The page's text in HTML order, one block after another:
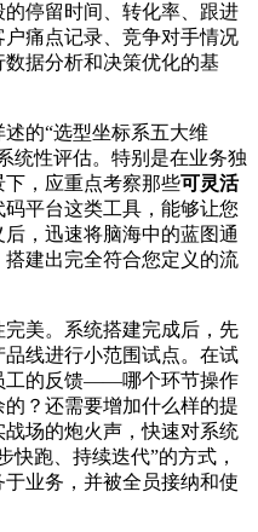
停留时间、转化率、跟进
痛点记录、竞争对手情况
据分析和决策优化的基
述的“选型坐标系五大维
统性评估。特别是在业务独
，应重点考察那些可灵活
码平台这类工具，能够让您
，迅速将脑海中的蓝图通
建出完全符合您定义的流
美。系统搭建完成后，先
线进行小范围试点。在试
工的反馈——哪个环节操作
？还需要增加什么样的提
场的炮火声，快速对系统
快跑、持续迭代”的方式，
业务，并被全员接纳和使